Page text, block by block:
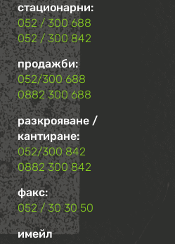
стационарни:
052 / 300 688
052 / 300 842
продажби:
052/300 688
0882 300 688
разкрояване /
кантиране:
052/300 842
0882 300 842
факс:
052 / 30 30 50
имейл